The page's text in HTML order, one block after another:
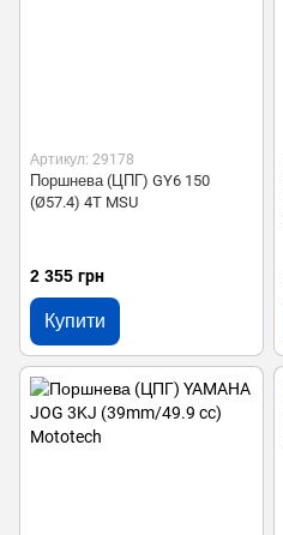
Артикул: 29178
Поршнева (ЦПГ) GY6 150
(Ø57.4) 4T MSU
2 355 грн
Купити